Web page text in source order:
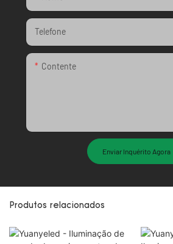
Telefone
Contente
Enviar Inquérito Agora
Produtos relacionados